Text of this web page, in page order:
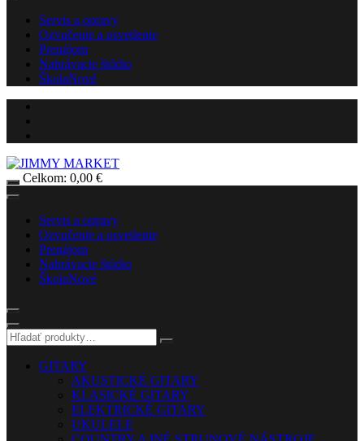
Servis a opravy
Ozvučenie a osvetlenie
Prenájom
Nahrávacie štúdio
ŠkolaNové
Celkom: 0,00 €
Servis a opravy
Ozvučenie a osvetlenie
Prenájom
Nahrávacie štúdio
ŠkolaNové
GITARY
AKUSTICKÉ GITARY
KLASICKÉ GITARY
ELEKTRICKÉ GITARY
UKULELE